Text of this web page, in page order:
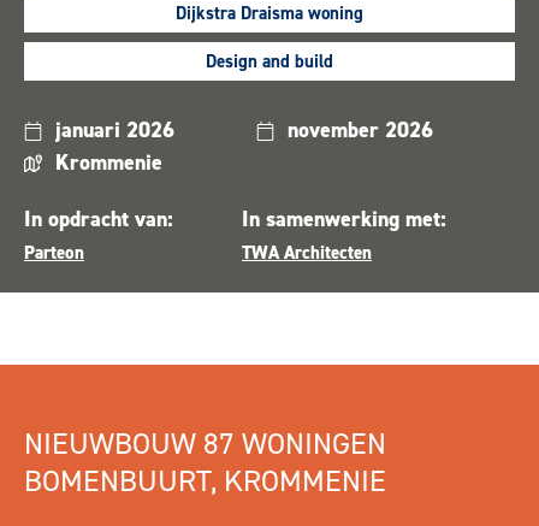
Dijkstra Draisma woning
Design and build
januari 2026
november 2026
Krommenie
In opdracht van:
Parteon
In samenwerking met:
TWA Architecten
NIEUWBOUW 87 WONINGEN
BOMENBUURT, KROMMENIE